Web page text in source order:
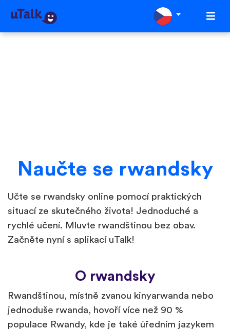
Naučte se rwandsky
Učte se rwandsky online pomocí praktických
situací ze skutečného života! Jednoduché a
rychlé učení. Mluvte rwandštinou bez obav.
Začněte nyní s aplikací uTalk!
O rwandsky
Rwandštinou, místně zvanou kinyarwanda nebo
jednoduše rwanda, hovoří více než 90 %
populace Rwandy, kde je také úředním jazykem